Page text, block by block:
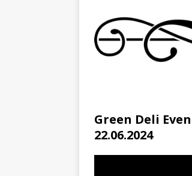
Green Deli
22.06.2024